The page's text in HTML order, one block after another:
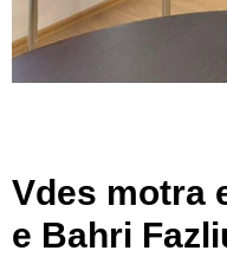
Vdes motra
e Bahri